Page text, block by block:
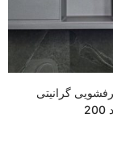
گرانیتی